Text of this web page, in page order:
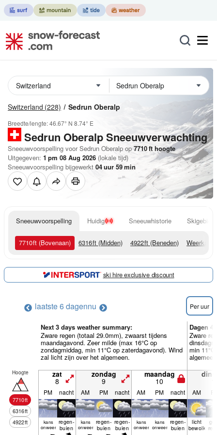
Switzerland (228) Sedrun Oberalp
Breedte/lengte:46.67° N 8.74° E
Sedrun OberalpSneeuwverwachting
Sneeuwvoorspelling voor Sedrun Oberalp op 7710ft hoogte
Uitgegeven: 1 pm 08 Aug 2026 (lokale tijd)
Sneeuwvoorspelling bijgewerkt 04uur 59min
Sneeuwvoorspelling Huidig Sneeuwhistorie Skigebied
7710ft (Bovenaan) 6316ft (Midden) 4922ft (Beneden)
ski hire exclusive discount
laatste 6 dagennu Per uur
Next 3 days weather summary:
Zware regen (totaal 29.0mm), zwaarst tijdens
maandagavond. Zeer milde (max 16°C op
zondagmiddag, min 11°C op zaterdagavond). Wind
zal licht zijn over het algemeen.
Dagen
Zware
min
Hoogte
7710ft
6316ft
4922ft
zat
8
zondag
9
maandag
10
PM nacht AM PM nacht AM PM nacht AM
kans
onweer
regen­
buien
kans
onweer
regen­
buien
regen­
buien
kans
onweer
kans
onweer
regen­
buien
licht
bewolkt